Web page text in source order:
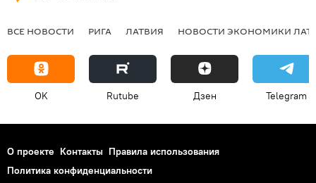
ВСЕ НОВОСТИ РИГА ЛАТВИЯ НОВОСТИ ЭКОНОМИКИ
OK Rutube Дзен Telegram
О проекте Контакты Правила использования
Политика конфиденциальности